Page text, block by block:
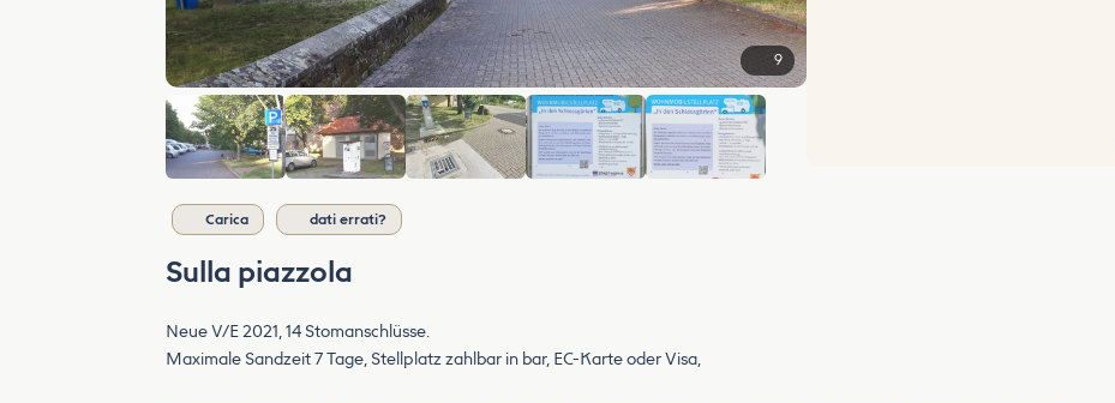
9
Carica dati errati?
Sulla piazzola
Neue V/E 2021, 14 Stomanschlüsse.
Maximale Sandzeit 7 Tage, Stellplatz zahlbar in bar, EC-Karte oder Visa,